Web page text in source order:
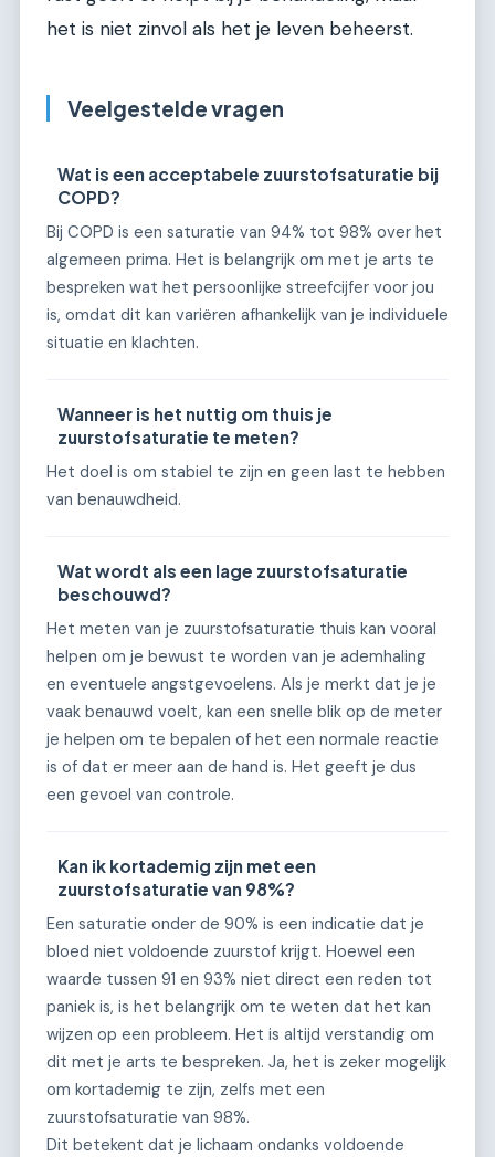
het is niet zinvol als het je leven beheerst.
Veelgestelde vragen
Wat is een acceptabele zuurstofsaturatie bij
COPD?
Bij COPD is een saturatie van 94% tot 98% over het
algemeen prima. Het is belangrijk om met je arts te
bespreken wat het persoonlijke streefcijfer voor jou
is, omdat dit kan variëren afhankelijk van je individuele
situatie en klachten.
Wanneer is het nuttig om thuis je
zuurstofsaturatie te meten?
Het doel is om stabiel te zijn en geen last te hebben
van benauwdheid.
Wat wordt als een lage zuurstofsaturatie
beschouwd?
Het meten van je zuurstofsaturatie thuis kan vooral
helpen om je bewust te worden van je ademhaling
en eventuele angstgevoelens. Als je merkt dat je je
vaak benauwd voelt, kan een snelle blik op de meter
je helpen om te bepalen of het een normale reactie
is of dat er meer aan de hand is. Het geeft je dus
een gevoel van controle.
Kan ik kortademig zijn met een
zuurstofsaturatie van 98%?
Een saturatie onder de 90% is een indicatie dat je
bloed niet voldoende zuurstof krijgt. Hoewel een
waarde tussen 91 en 93% niet direct een reden tot
paniek is, is het belangrijk om te weten dat het kan
wijzen op een probleem. Het is altijd verstandig om
dit met je arts te bespreken. Ja, het is zeker mogelijk
om kortademig te zijn, zelfs met een
zuurstofsaturatie van 98%.
Dit betekent dat je lichaam ondanks voldoende